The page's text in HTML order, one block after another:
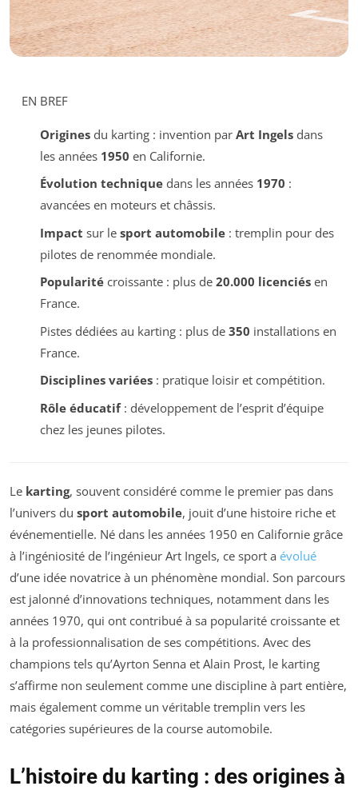
EN BREF
Originesdu karting : invention par Art Ingelsdans
les années 1950 en Californie.
Évolution techniquedans les années 1970 :
avancées en moteurs et châssis.
Impact sur le sport automobile: tremplin pour des
pilotes de renommée mondiale.
Popularitécroissante : plus de 20.000 licenciésen
France.
Pistes dédiées au karting : plus de 350 installations en
France.
Disciplines variées: pratique loisir et compétition.
Rôle éducatif: développement de l’esprit d’équipe
chez les jeunes pilotes.
Le karting, souvent considéré comme le premier pas dans
l’univers du sport automobile, jouit d’une histoire riche et
événementielle. Né dans les années 1950 en Californie grâce
à l’ingéniosité de l’ingénieur Art Ingels, ce sport a évolué
d’une idée novatrice à un phénomène mondial. Son parcours
est jalonné d’innovations techniques, notamment dans les
années 1970, qui ont contribué à sa popularité croissante et
à la professionnalisation de ses compétitions. Avec des
champions tels qu’Ayrton Senna et Alain Prost, le karting
s’affirme non seulement comme une discipline à part entière,
mais également comme un véritable tremplin vers les
catégories supérieures de la course automobile.
L’histoire du karting : des origines à